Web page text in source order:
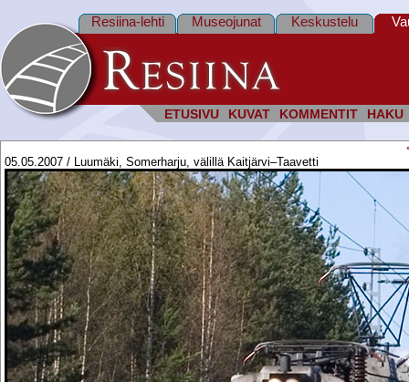
ETUSIVU KUVAT KOMMENTIT HAKU
Resiina-lehti Museojunat Keskustelu
05.05.2007 / Luumäki, Somerharju, välillä Kaitjärvi–Taavetti